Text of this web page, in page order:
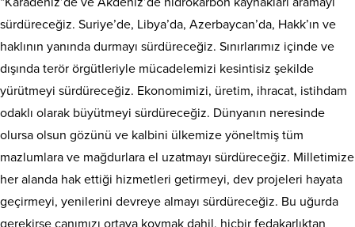
sürdüreceğiz. Suriye’de, Libya’da, Azerbaycan’da, Hakk’ın ve
haklının yanında durmayı sürdüreceğiz. Sınırlarımız içinde ve
dışında terör örgütleriyle mücadelemizi kesintisiz şekilde
yürütmeyi sürdüreceğiz. Ekonomimizi, üretim, ihracat, istihdam
odaklı olarak büyütmeyi sürdüreceğiz. Dünyanın neresinde
olursa olsun gözünü ve kalbini ülkemize yöneltmiş tüm
mazlumlara ve mağdurlara el uzatmayı sürdüreceğiz. Milletimize
her alanda hak ettiği hizmetleri getirmeyi, dev projeleri hayata
geçirmeyi, yenilerini devreye almayı sürdüreceğiz. Bu uğurda
gerekirse canımızı ortaya koymak dahil, hiçbir fedakarlıktan